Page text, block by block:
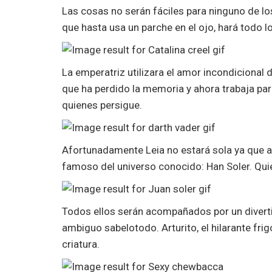
Las cosas no serán fáciles para ninguno de
que hasta usa un parche en el ojo, hará todo
La emperatriz utilizara el amor incondicional
que ha perdido la memoria y ahora trabaja
quienes persigue.
Afortunadamente Leia no estará sola ya que
famoso del universo conocido: Han Soler.
Todos ellos serán acompañados por un
ambiguo sabelotodo. Arturito, el hilarante
criatura.